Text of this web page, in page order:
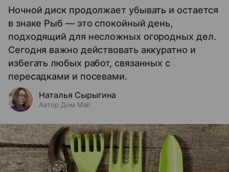
Ночной диск продолжает убывать и остается
в знаке Рыб — это спокойный день,
подходящий для несложных огородных дел.
Сегодня важно действовать аккуратно и
избегать любых работ, связанных с
пересадками и посевами.
Наталья Сырыгина
Автор Дом Mail